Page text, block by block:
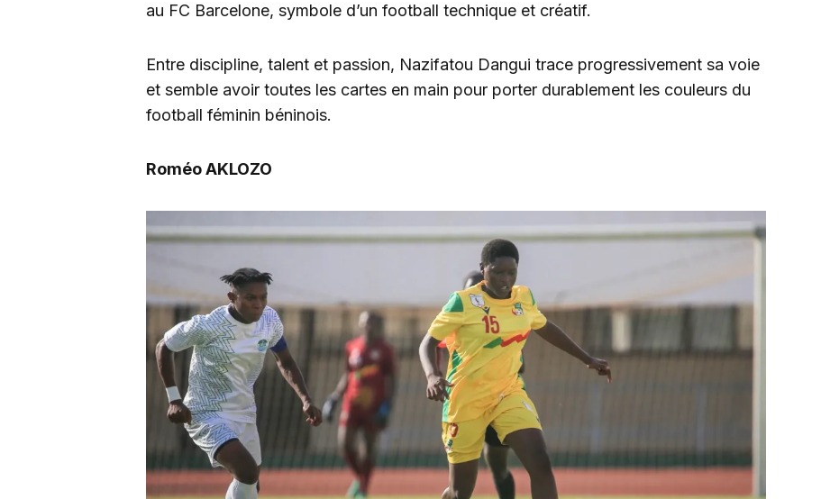
au FC Barcelone, symbole d’un football technique et créatif.
Entre discipline, talent et passion, Nazifatou Dangui trace progressivement sa voie
et semble avoir toutes les cartes en main pour porter durablement les couleurs du
football féminin béninois.
Roméo AKLOZO